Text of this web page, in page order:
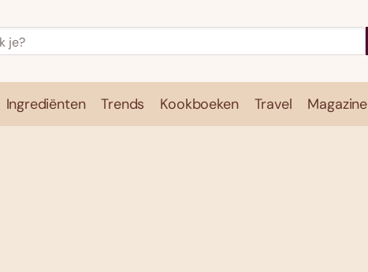
Ingrediënten Trends Kookboeken Travel Magazine